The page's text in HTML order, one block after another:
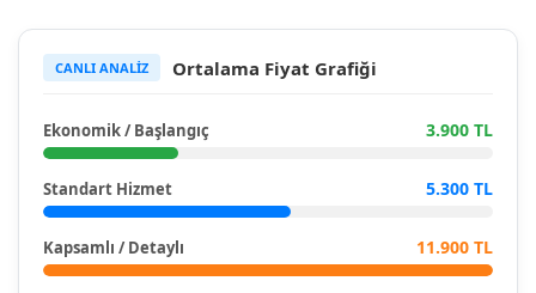
CANLI ANALİZ Ortalama Fiyat Grafiği
Ekonomik / Başlangıç 3.900 TL
Standart Hizmet 5.300 TL
Kapsamlı / Detaylı 11.900 TL